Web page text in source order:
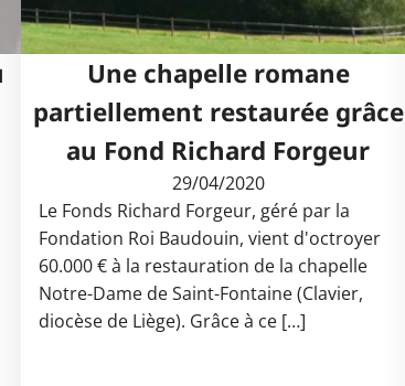
Une chapelle romane
partiellement restaurée grâce
au Fond Richard Forgeur
29/04/2020
Le Fonds Richard Forgeur, géré par la
Fondation Roi Baudouin, vient d'octroyer
60.000 € à la restauration de la chapelle
Notre-Dame de Saint-Fontaine (Clavier,
diocèse de Liège). Grâce à ce […]